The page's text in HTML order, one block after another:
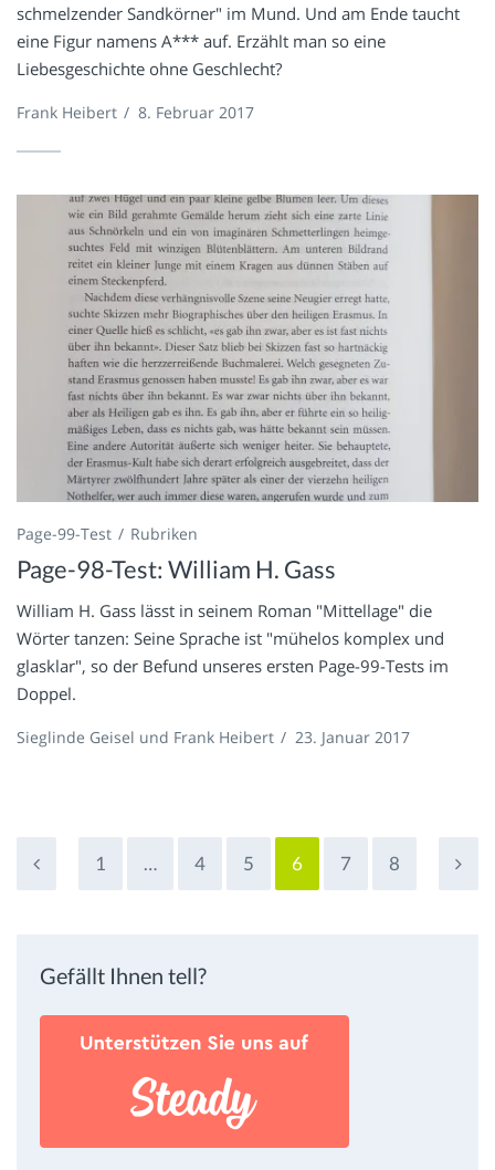
schmelzender Sandkörner" im Mund. Und am Ende taucht
eine Figur namens A*** auf. Erzählt man so eine
Liebesgeschichte ohne Geschlecht?
Frank Heibert / 8. Februar 2017
Page-99-Test Rubriken
Page-98-Test: William H. Gass
William H. Gass lässt in seinem Roman "Mittellage" die
Wörter tanzen: Seine Sprache ist "mühelos komplex und
glasklar", so der Befund unseres ersten Page-99-Tests im
Doppel.
Sieglinde Geisel und Frank Heibert / 23. Januar 2017
1 … 4 5 6 7 8
Gefällt Ihnen tell?